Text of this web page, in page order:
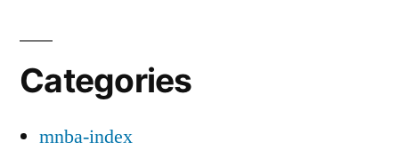
Categories
mnba-index